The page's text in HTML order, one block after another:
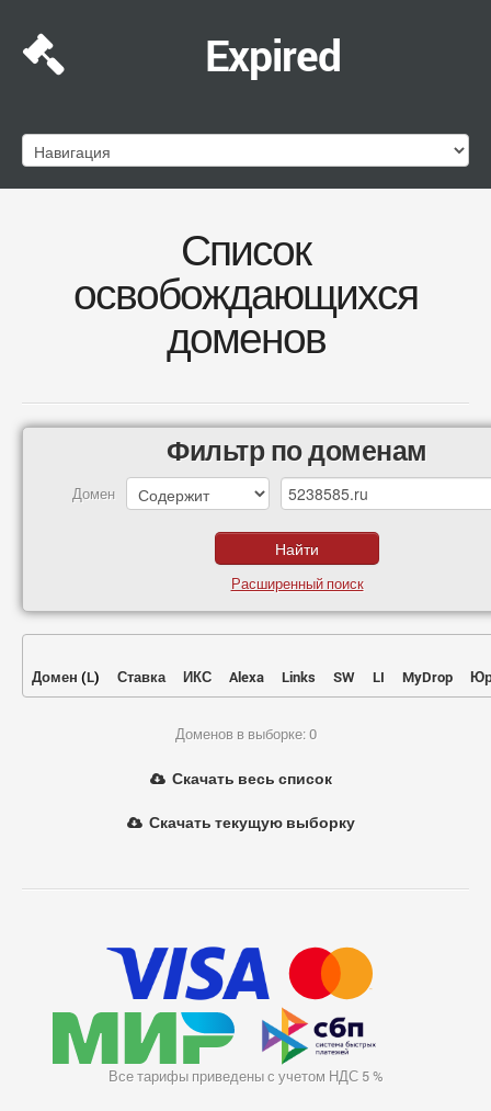
Expired
Список
освобождающихся
доменов
Фильтр по доменам
Домен
Расширенный поиск
Домен (L) Ставка ИКС Alexa Links SW LI MyDrop
Доменов в выборке: 0
Скачать весь список
Скачать текущую выборку
Все тарифы приведены с учетом НДС 5 %